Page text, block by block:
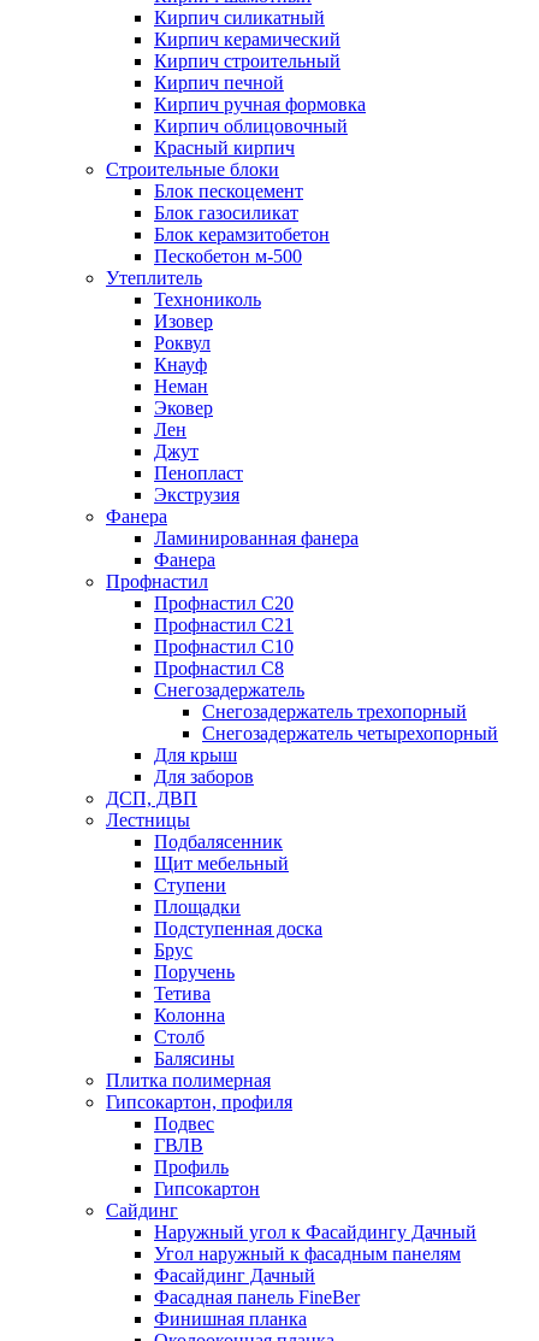
Кирпич силикатный
Кирпич керамический
Кирпич строительный
Кирпич печной
Кирпич ручная формовка
Кирпич облицовочный
Красный кирпич
Строительные блоки
Блок пескоцемент
Блок газосиликат
Блок керамзитобетон
Пескобетон м-500
Утеплитель
Технониколь
Изовер
Роквул
Кнауф
Неман
Эковер
Лен
Джут
Пенопласт
Экструзия
Фанера
Ламинированная фанера
Фанера
Профнастил
Профнастил С20
Профнастил С21
Профнастил С10
Профнастил С8
Снегозадержатель
Снегозадержатель трехопорный
Снегозадержатель четырехопорный
Для крыш
Для заборов
ДСП, ДВП
Лестницы
Подбалясенник
Щит мебельный
Ступени
Площадки
Подступенная доска
Брус
Поручень
Тетива
Колонна
Столб
Балясины
Плитка полимерная
Гипсокартон, профиля
Подвес
ГВЛВ
Профиль
Гипсокартон
Сайдинг
Наружный угол к Фасайдингу Дачный
Угол наружный к фасадным панелям
Фасайдинг Дачный
Фасадная панель FineBer
Финишная планка